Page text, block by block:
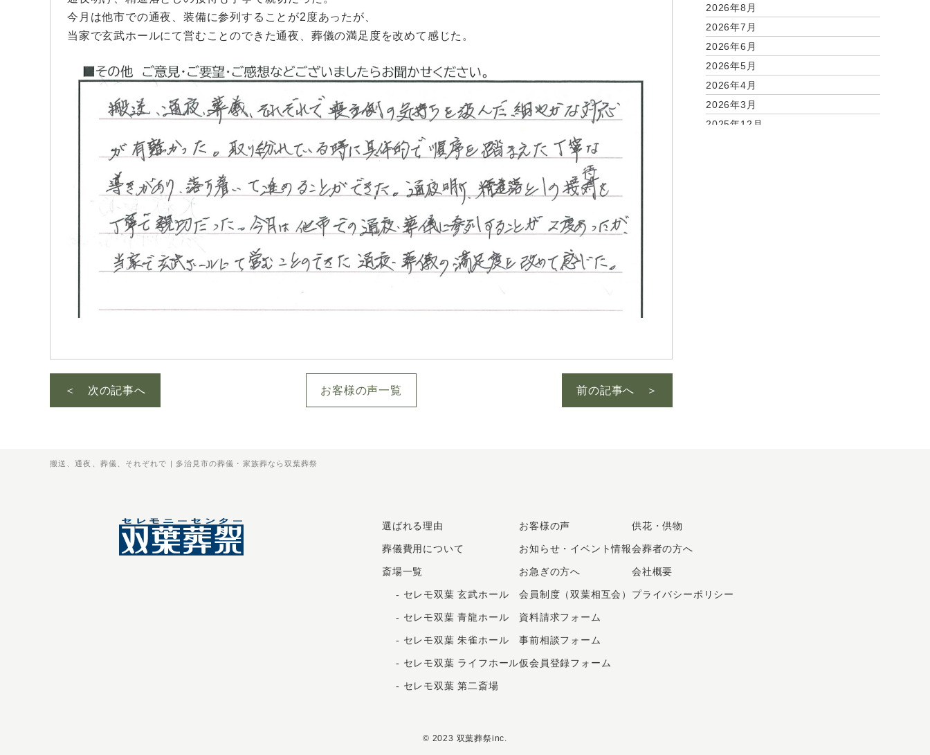
搬送、通夜、葬儀、それぞれで | 多治見市の葬儀・家族葬なら双葉葬祭
今月は他市での通夜、装備に参列することが2度あったが、
当家で玄武ホールにて営むことのできた通夜、葬儀の満足度を改めて感じた。
＜ 次の記事へ お客様の声一覧 前の記事へ ＞
2026年8月
2026年7月
2026年6月
2026年5月
2026年4月
2026年3月
2025年12月
2023年12月
選ばれる理由
葬儀費用について
斎場一覧
- セレモ双葉 玄武ホール
- セレモ双葉 青龍ホール
- セレモ双葉 朱雀ホール
- セレモ双葉 ライフホール
- セレモ双葉 第二斎場
お客様の声
お知らせ・イベント情報
お急ぎの⽅へ
会員制度（双葉相互会）
資料請求フォーム
事前相談フォーム
仮会員登録フォーム
供花・供物
会葬者の方へ
会社概要
プライバシーポリシー
© 2023 双葉葬祭inc.